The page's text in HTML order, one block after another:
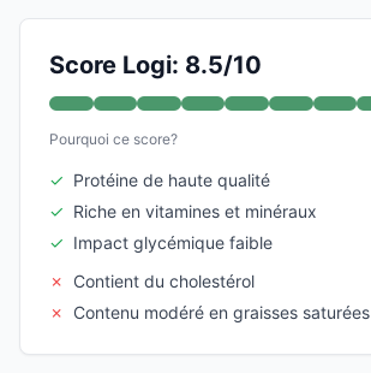
Score Logi: 8.5/10
Pourquoi ce score?
✓ Protéine de haute qualité
✓ Riche en vitamines et minéraux
✓ Impact glycémique faible
✗
Contient du cholestérol
✗
Contenu modéré en graisses saturées